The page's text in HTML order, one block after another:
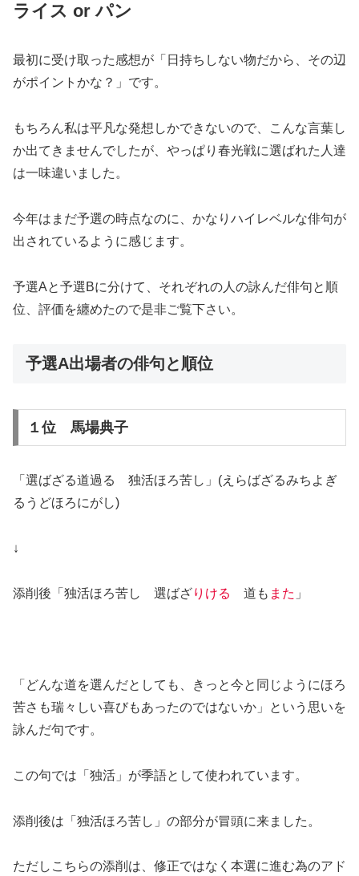
ライス or パン
最初に受け取った感想が「日持ちしない物だから、その辺
がポイントかな？」です。
もちろん私は平凡な発想しかできないので、こんな言葉し
か出てきませんでしたが、やっぱり春光戦に選ばれた人達
は一味違いました。
今年はまだ予選の時点なのに、かなりハイレベルな俳句が
出されているように感じます。
予選Aと予選Bに分けて、それぞれの人の詠んだ俳句と順
位、評価を纏めたので是非ご覧下さい。
予選A出場者の俳句と順位
１位 馬場典子
「選ばざる道過る 独活ほろ苦し」(えらばざるみちよぎ
るうどほろにがし)
↓
添削後「独活ほろ苦し 選ばざりける 道も また 」
「どんな道を選んだとしても、きっと今と同じようにほろ
苦さも瑞々しい喜びもあったのではないか」という思いを
詠んだ句です。
この句では「独活」が季語として使われています。
添削後は「独活ほろ苦し」の部分が冒頭に来ました。
ただしこちらの添削は、修正ではなく本選に進む為のアド